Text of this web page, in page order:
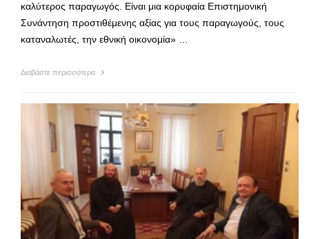
καλύτερος παραγωγός. Είναι μια κορυφαία Επιστημονική
Συνάντηση προστιθέμενης αξίας για τους παραγωγούς, τους
καταναλωτές, την εθνική οικονομία» …
Διαβάστε περισσότερα